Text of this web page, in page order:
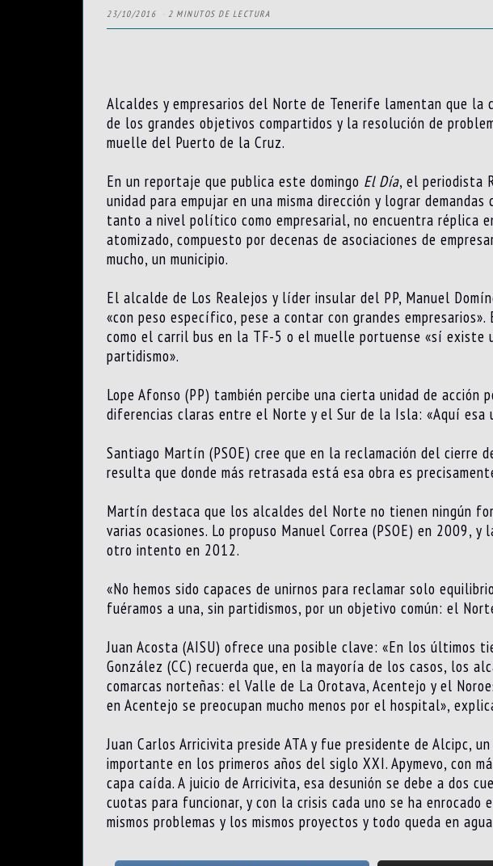
23/10/2016 2 MINUTOS DE LECTURA
Alcaldes y empresarios del Norte de Tenerife lamentan que la
de los grandes objetivos compartidos y la resolución de
muelle del Puerto de la Cruz.
En un reportaje que publica este domingo El Día, el periodista
unidad para empujar en una misma dirección y lograr
tanto a nivel político como empresarial, no encuentra réplica
atomizado, compuesto por decenas de asociaciones de
mucho, un municipio.
El alcalde de Los Realejos y líder insular del PP, Manuel
«con peso específico, pese a contar con grandes
como el carril bus en la TF-5 o el muelle portuense «sí existe
partidismo».
Lope Afonso (PP) también percibe una cierta unidad de
diferencias claras entre el Norte y el Sur de la Isla: «Aquí esa
Santiago Martín (PSOE) cree que en la reclamación del
resulta que donde más retrasada está esa obra es
Martín destaca que los alcaldes del Norte no tienen ningún
varias ocasiones. Lo propuso Manuel Correa (PSOE) en 2009,
otro intento en 2012.
«No hemos sido capaces de unirnos para reclamar solo
fuéramos a una, sin partidismos, por un objetivo común: el
Juan Acosta (AISU) ofrece una posible clave: «En los últimos
González (CC) recuerda que, en la mayoría de los casos, los
comarcas norteñas: el Valle de La Orotava, Acentejo y el
en Acentejo se preocupan mucho menos por el hospital»,
Juan Carlos Arricivita preside ATA y fue presidente de Alcipc,
importante en los primeros años del siglo XXI. Apymevo, con
capa caída. A juicio de Arricivita, esa desunión se debe a dos
cuotas para funcionar, y con la crisis cada uno se ha
mismos problemas y los mismos proyectos y todo queda en